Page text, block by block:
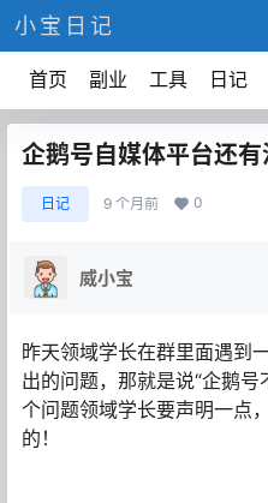
小宝日记
首页 副业 工具 日记
企鹅号自媒体平台还有
日记 9 个月前 0
威小宝
昨天领域学长在群里面遇到
出的问题，那就是说“企鹅
个问题领域学长要声明一点
的！